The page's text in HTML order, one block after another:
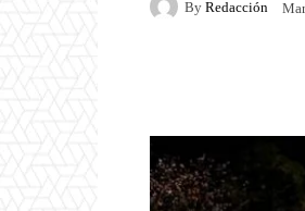
By Redacción